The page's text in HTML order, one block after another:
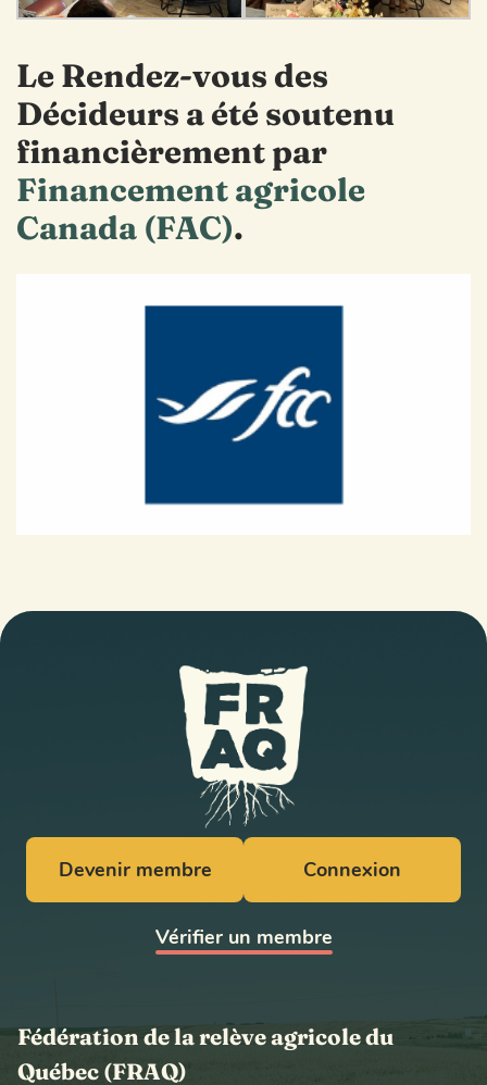
Le Rendez-vous des
Décideurs a été soutenu
financièrement par
Financement agricole
Canada (FAC).
Devenir membre Connexion
Vérifier un membre
Fédération de la relève agricole du
Québec (FRAQ)